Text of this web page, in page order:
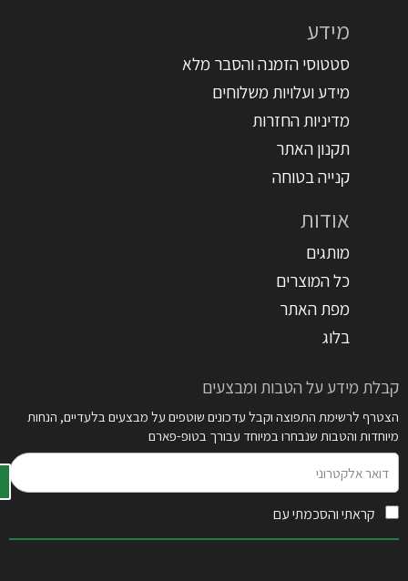
מידע
סטטוסי הזמנה והסבר מלא
מידע ועלויות משלוחים
מדיניות החזרות
תקנון האתר
קנייה בטוחה
אודות
מותגים
כל המוצרים
מפת האתר
בלוג
קבלת מידע על הטבות ומבצעים
הצטרף לרשימת התפוצה וקבל עדכונים שוטפים על מבצעים בלעדיים, הנחות
מיוחדות והטבות שנבחרו במיוחד עבורך בטופ-פארם
אלקטרוני
קראתי והסכמתי עם